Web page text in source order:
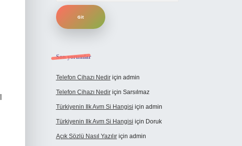
Son yorumlar
Telefon Cihazı Nediriçin admin
Telefon Cihazı Nediriçin Sarsılmaz
Türkiyenin Ilk Avm Si Hangisi için admin
Türkiyenin Ilk Avm Si Hangisi için Doruk
Açık Sözlü Nasıl Yazılıriçin admin